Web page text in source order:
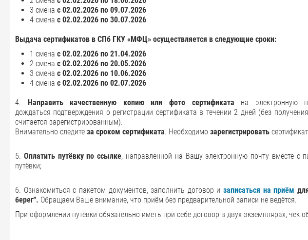
3 смена с 02.02.2026 по 09.07.2026
4 смена с 02.02.2026 по 30.07.2026
Выдача сертификатов в СПб ГКУ «МФЦ» осуществляется в следующие сроки:
1 смена с 02.02.2026 по 21.04.2026
2 смена с 02.02.2026 по 20.05.2026
3 смена с 02.02.2026 по 10.06.2026
4 смена с 02.02.2026 по 02.07.2026
4. Направить качественную копию или фото сертификата на электронную
дождаться подтверждения о регистрации сертификата в течении 2 дней (без
считается зарегистрированным).
Внимательно следите за сроком сертификата. Необходимо зарегистрировать
5. Оплатить путёвку по ссылке, направленной на Вашу электронную почту вместе с
путёвки;
6. Ознакомиться с пакетом документов, заполнить договор изаписаться на приём
берег". Обращаем Ваше внимание, что приём без предварительной записи не ведётся.
При оформлении путёвки обязательно иметь при себе договор в двух экземплярах, чек